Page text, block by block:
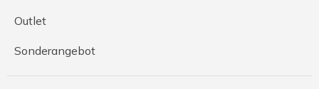
Outlet
Sonderangebot